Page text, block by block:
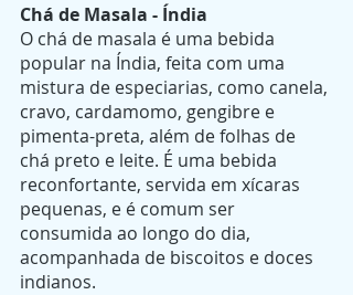
Chá de Masala - Índia
O chá de masala é uma bebida
popular na Índia, feita com uma
mistura de especiarias, como canela,
cravo, cardamomo, gengibre e
pimenta-preta, além de folhas de
chá preto e leite. É uma bebida
reconfortante, servida em xícaras
pequenas, e é comum ser
consumida ao longo do dia,
acompanhada de biscoitos e doces
indianos.